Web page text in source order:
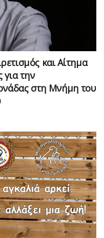
και Αίτημα
για την
στη Μνήμη του